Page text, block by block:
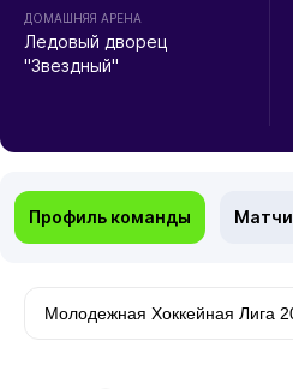
ДОМАШНЯЯ АРЕНА
Ледовый дворец
"Звездный"
Профиль команды